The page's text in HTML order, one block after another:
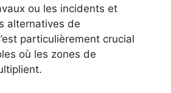
ou les incidents et
alternatives de
particulièrement crucial
où les zones de